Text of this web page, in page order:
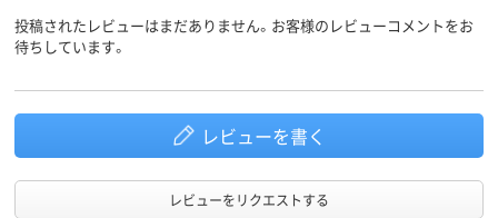
投稿されたレビューはまだありません。お客様のレビューコメントをお
待ちしています。
レビューを書く
レビューをリクエストする